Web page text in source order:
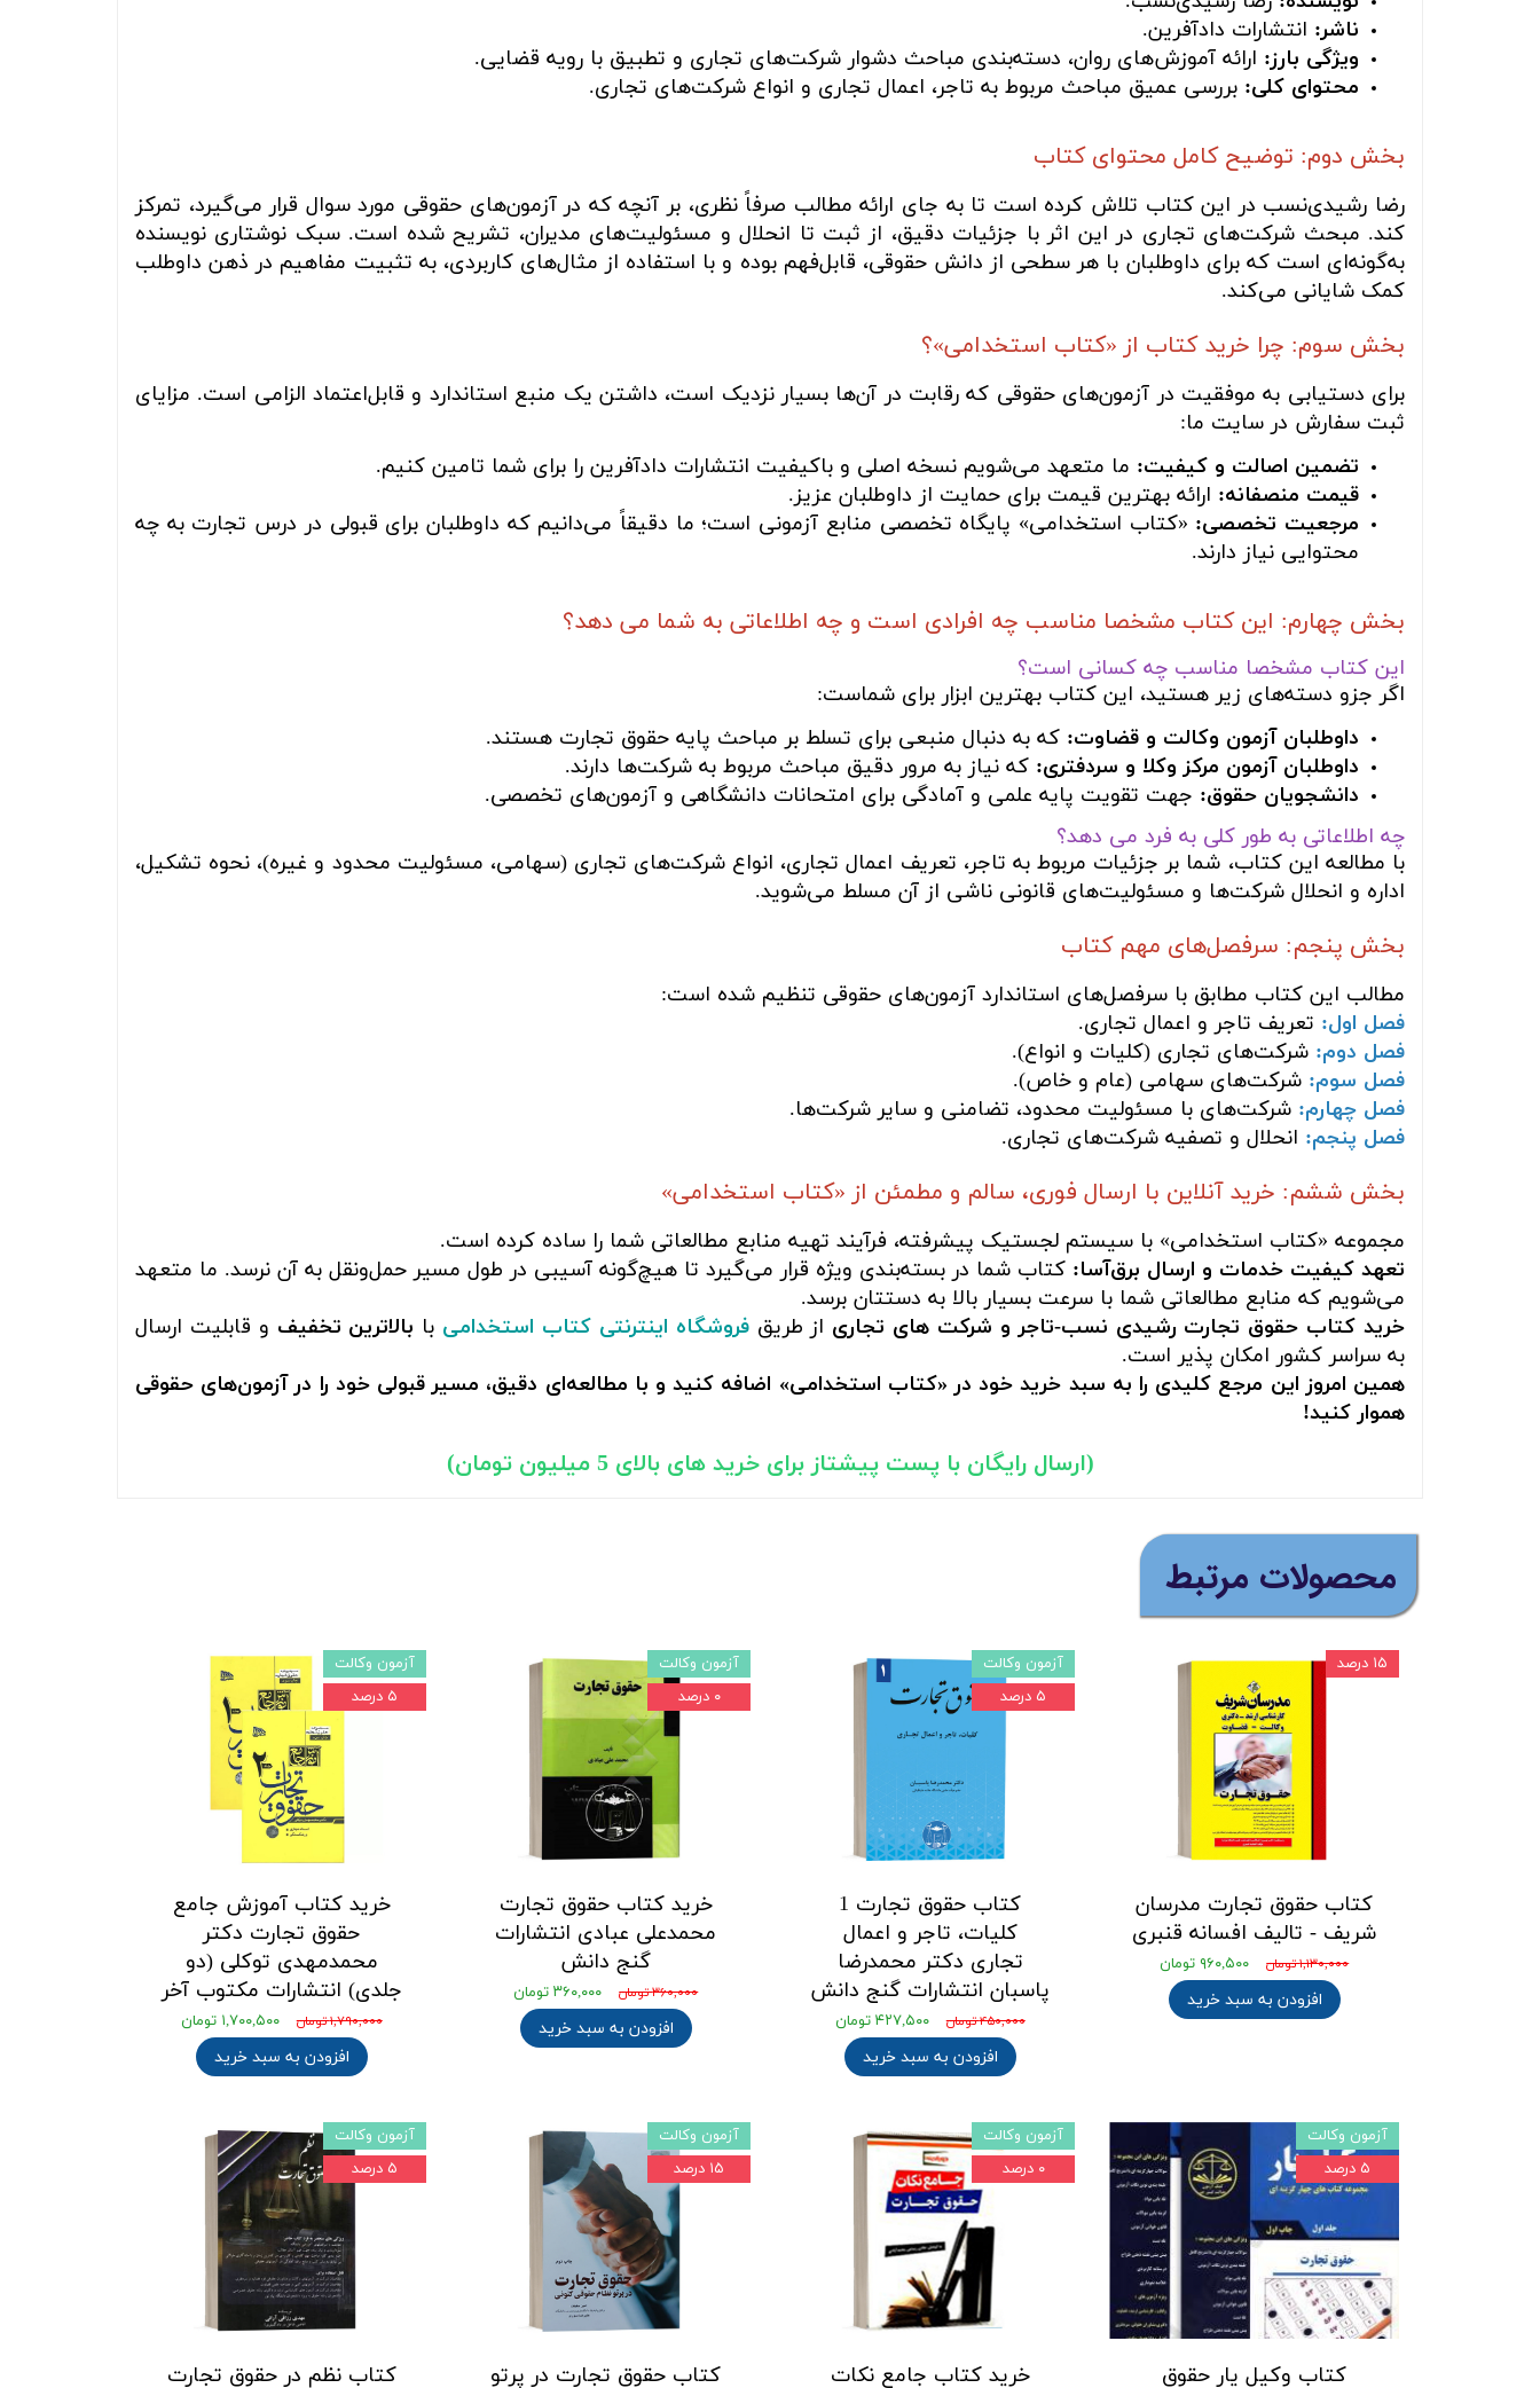
ناشر: انتشارات دادآفرین.
ویژگی بارز: ارائه آموزش‌های روان، دسته‌بندی مباحث دشوار شرکت‌های تجاری و تطبیق با رویه قضایی.
محتوای کلی: بررسی عمیق مباحث مربوط به تاجر، اعمال تجاری و انواع شرکت‌های تجاری.
بخش دوم: توضیح کامل محتوای کتاب
رضا رشیدی‌نسب در این کتاب تلاش کرده است تا به جای ارائه مطالب صرفاً نظری، بر آنچه که در آزمون‌های حقوقی مورد سوال قرار می‌گیرد، تمرکز
کند. مبحث شرکت‌های تجاری در این اثر با جزئیات دقیق، از ثبت تا انحلال و مسئولیت‌های مدیران، تشریح شده است. سبک نوشتاری نویسنده
به‌گونه‌ای است که برای داوطلبان با هر سطحی از دانش حقوقی، قابل‌فهم بوده و با استفاده از مثال‌های کاربردی، به تثبیت مفاهیم در ذهن داوطلب
کمک شایانی می‌کند.
بخش سوم: چرا خرید کتاب از «کتاب استخدامی»؟
برای دستیابی به موفقیت در آزمون‌های حقوقی که رقابت در آن‌ها بسیار نزدیک است، داشتن یک منبع استاندارد و قابل‌اعتماد الزامی است. مزایای
ثبت سفارش در سایت ما:
تضمین اصالت و کیفیت: ما متعهد می‌شویم نسخه اصلی و باکیفیت انتشارات دادآفرین را برای شما تامین کنیم.
قیمت منصفانه: ارائه بهترین قیمت برای حمایت از داوطلبان عزیز.
مرجعیت تخصصی: «کتاب استخدامی» پایگاه تخصصی منابع آزمونی است؛ ما دقیقاً می‌دانیم که داوطلبان برای قبولی در درس تجارت به چه
محتوایی نیاز دارند.
بخش چهارم: این کتاب مشخصا مناسب چه افرادی است و چه اطلاعاتی به شما می دهد؟
این کتاب مشخصا مناسب چه کسانی است؟
اگر جزو دسته‌های زیر هستید، این کتاب بهترین ابزار برای شماست:
داوطلبان آزمون وکالت و قضاوت: که به دنبال منبعی برای تسلط بر مباحث پایه حقوق تجارت هستند.
داوطلبان آزمون مرکز وکلا و سردفتری: که نیاز به مرور دقیق مباحث مربوط به شرکت‌ها دارند.
دانشجویان حقوق: جهت تقویت پایه علمی و آمادگی برای امتحانات دانشگاهی و آزمون‌های تخصصی.
چه اطلاعاتی به طور کلی به فرد می دهد؟
با مطالعه این کتاب، شما بر جزئیات مربوط به تاجر، تعریف اعمال تجاری، انواع شرکت‌های تجاری (سهامی، مسئولیت محدود و غیره)، نحوه تشکیل،
اداره و انحلال شرکت‌ها و مسئولیت‌های قانونی ناشی از آن مسلط می‌شوید.
بخش پنجم: سرفصل‌های مهم کتاب
مطالب این کتاب مطابق با سرفصل‌های استاندارد آزمون‌های حقوقی تنظیم شده است:
فصل اول: تعریف تاجر و اعمال تجاری.
فصل دوم: شرکت‌های تجاری (کلیات و انواع).
فصل سوم: شرکت‌های سهامی (عام و خاص).
فصل چهارم: شرکت‌های با مسئولیت محدود، تضامنی و سایر شرکت‌ها.
فصل پنجم: انحلال و تصفیه شرکت‌های تجاری.
بخش ششم: خرید آنلاین با ارسال فوری، سالم و مطمئن از «کتاب استخدامی»
مجموعه «کتاب استخدامی» با سیستم لجستیک پیشرفته، فرآیند تهیه منابع مطالعاتی شما را ساده کرده است.
تعهد کیفیت خدمات و ارسال برق‌آسا: کتاب شما در بسته‌بندی ویژه قرار می‌گیرد تا هیچ‌گونه آسیبی در طول مسیر حمل‌ونقل به آن نرسد. ما متعهد
می‌شویم که منابع مطالعاتی شما با سرعت بسیار بالا به دستتان برسد.
خرید کتاب حقوق تجارت رشیدی نسب-تاجر و شرکت های تجاری از طریقفروشگاه اینترنتی کتاب استخدامی با بالاترین تخفیف و قابلیت ارسال
به سراسر کشور امکان پذیر است.
همین امروز این مرجع کلیدی را به سبد خرید خود در «کتاب استخدامی» اضافه کنید و با مطالعه‌ای دقیق، مسیر قبولی خود را در آزمون‌های حقوقی
هموار کنید!
(ارسال رایگان با پست پیشتاز برای خرید های بالای 5 میلیون تومان)
​محصولات مرتبط
کتاب حقوق تجارت مدرسان
شریف - تالیف افسانه قنبری
۱,۱۳۰,۰۰۰ تومان ۹۶۰,۵۰۰ تومان
افزودن به سبد خرید
۱۵ درصد
کتاب حقوق تجارت 1
کلیات، تاجر و اعمال
تجاری دکتر محمدرضا
پاسبان انتشارات گنج دانش
۴۵۰,۰۰۰ تومان ۴۲۷,۵۰۰ تومان
افزودن به سبد خرید
آزمون وکالت
۵ درصد
خرید کتاب حقوق تجارت
محمدعلی عبادی انتشارات
گنج دانش
۳۶۰,۰۰۰ تومان ۳۶۰,۰۰۰ تومان
افزودن به سبد خرید
آزمون وکالت
۰ درصد
خرید کتاب آموزش جامع
حقوق تجارت دکتر
محمدمهدی توکلی (دو
جلدی) انتشارات مکتوب آخر
۱,۷۹۰,۰۰۰ تومان ۱,۷۰۰,۵۰۰ تومان
افزودن به سبد خرید
آزمون وکالت
۵ درصد
کتاب وکیل یار حقوق
آزمون وکالت
۵ درصد
خرید کتاب جامع نکات
آزمون وکالت
۰ درصد
کتاب حقوق تجارت در پرتو
آزمون وکالت
۱۵ درصد
کتاب نظم در حقوق تجارت
آزمون وکالت
۵ درصد